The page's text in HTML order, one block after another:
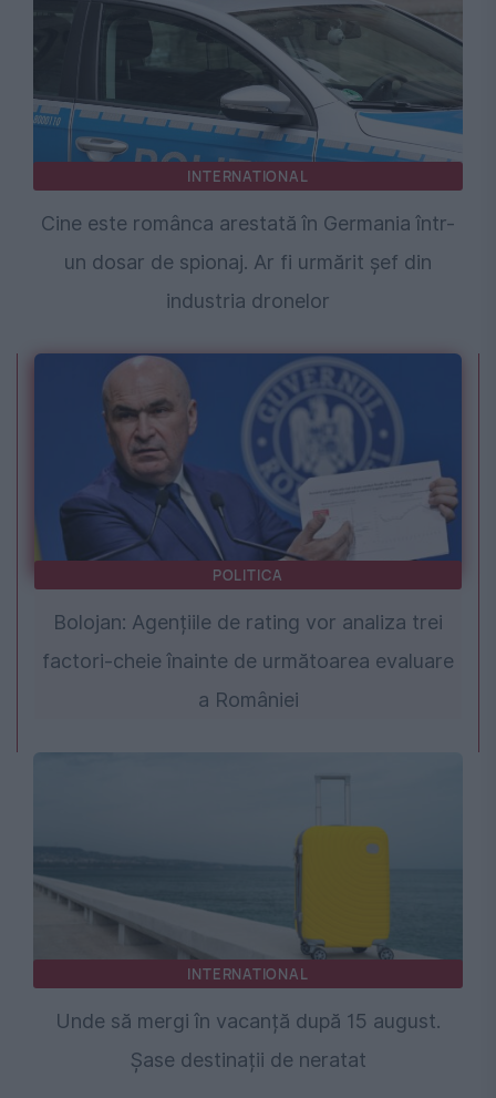
INTERNATIONAL
Cine este românca arestată în Germania într-
un dosar de spionaj. Ar fi urmărit șef din
industria dronelor
POLITICA
Bolojan: Agențiile de rating vor analiza trei
factori-cheie înainte de următoarea evaluare
a României
INTERNATIONAL
Unde să mergi în vacanță după 15 august.
Șase destinații de neratat